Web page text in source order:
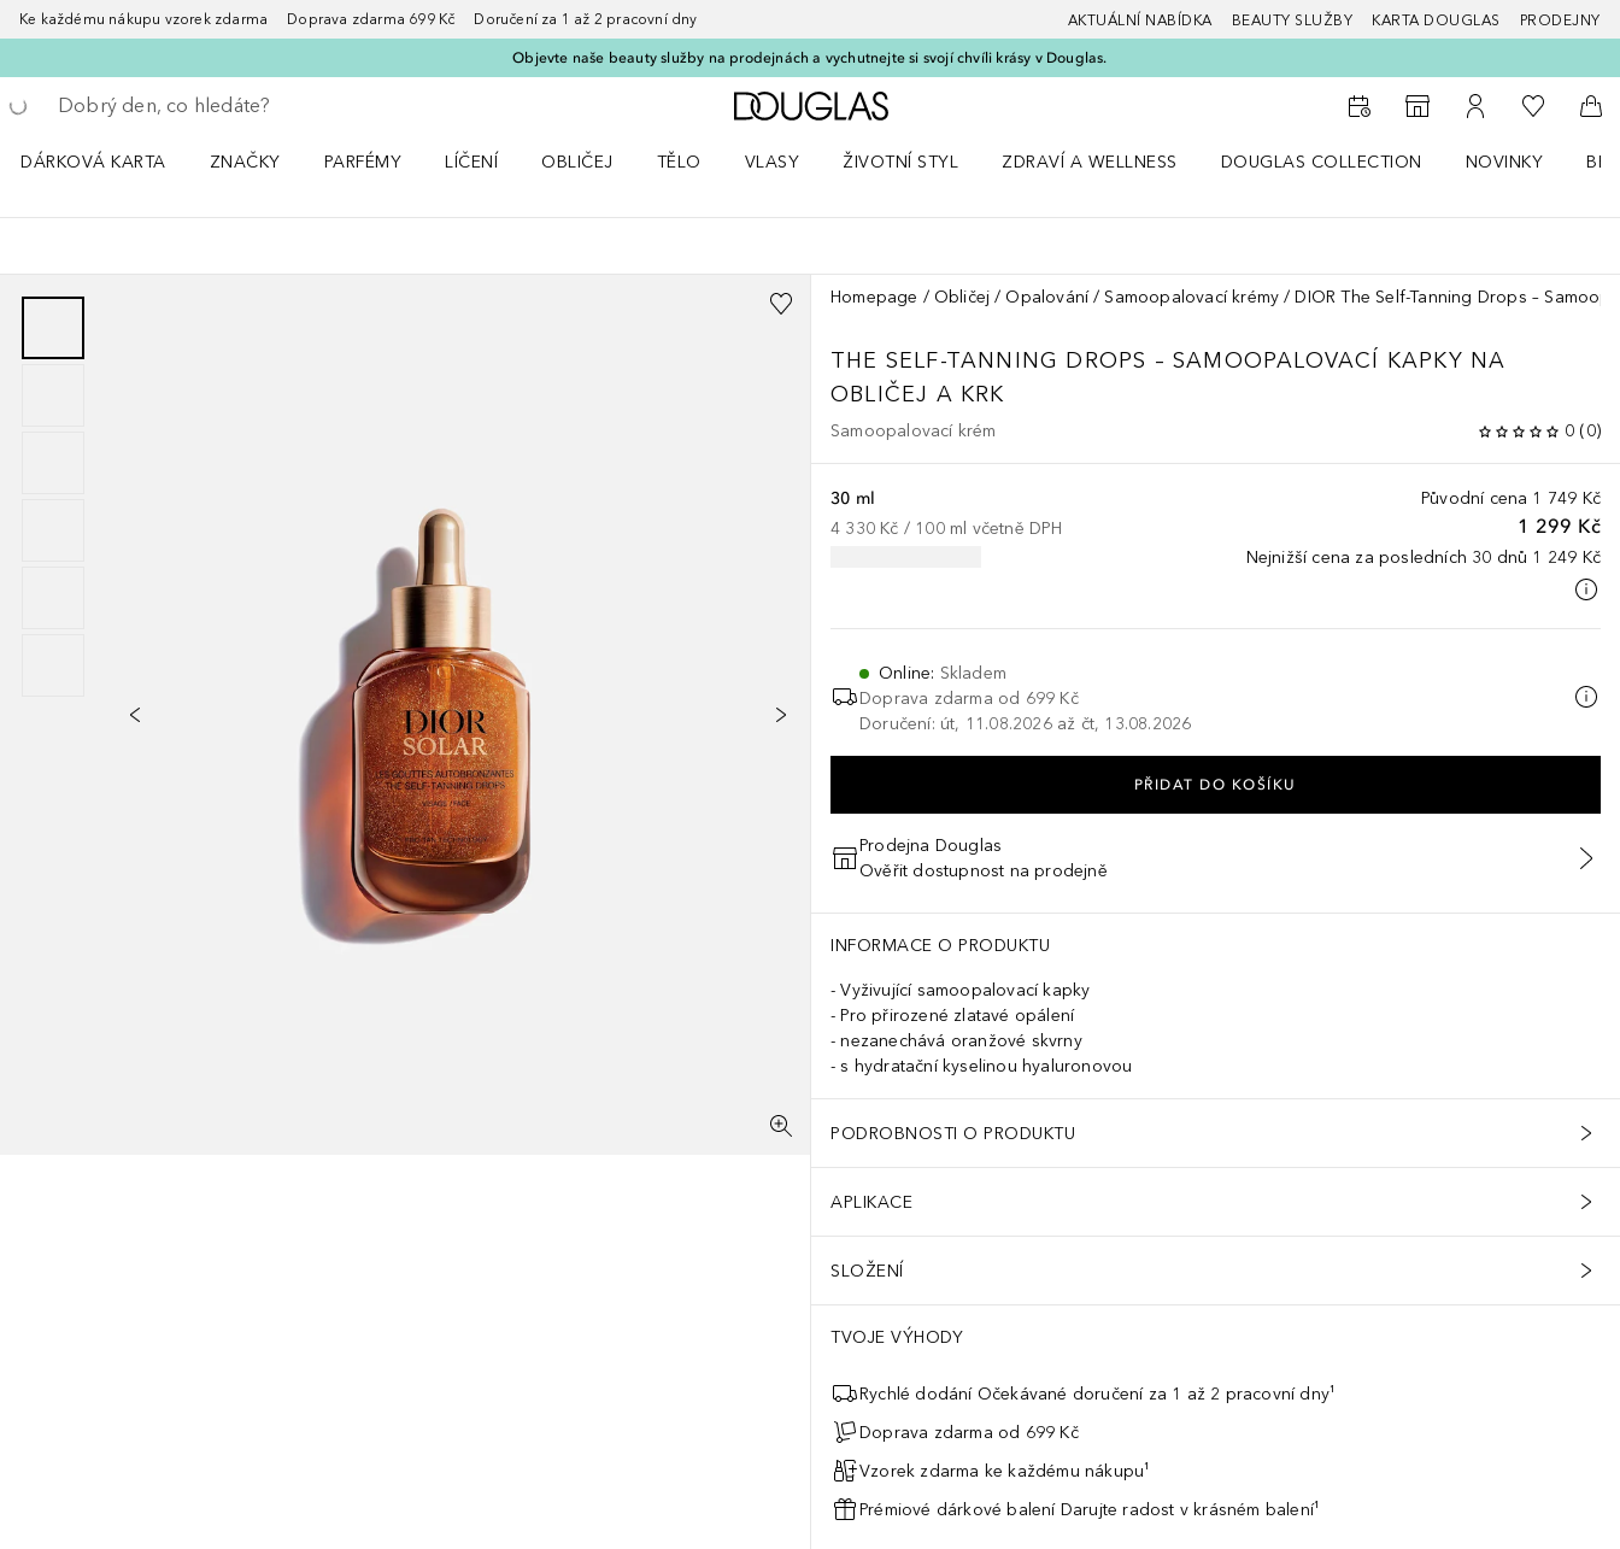
Ke každému nákupu vzorek zdarma Doprava zdarma 699 Kč Doručení za 1 až 2 pracovní dny AKTUÁLNÍ NABÍDKA BEAUTY SLUŽBY KARTA DOUGLAS PRODEJNY
Objevte naše beauty služby na prodejnách a vychutnejte si svojí chvíli krásy v Douglas.
Vraťte se
Proveďte vyhledávání
Domů
K vyhledávači prodejen
K mému účtu
K mému
Do
DÁRKOVÁ KARTA
ZNAČKY
PARFÉMY
LÍČENÍ
OBLIČEJ
TĚLO
VLASY
ŽIVOTNÍ STYL
ZDRAVÍ A WELLNESS
DOUGLAS COLLECTION
NOVINKY
Homepage Obličej Opalování Samoopalovací krémy DIOR The Self-Tanning Drops –
THE SELF-TANNING DROPS – SAMOOPALOVACÍ KAPKY NA
OBLIČEJ A KRK
Samoopalovací krém 0 (0)
Původní cena 1 749 Kč
1 299 Kč
Nejnižší cena za posledních 30 dnů 1 249 Kč
30 ml
4 330 Kč / 100 ml včetně DPH
Online: Skladem
Doprava zdarma od 699 Kč
Doručení: út, 11.08.2026 až čt, 13.08.2026
PŘIDAT DO KOŠÍKU
Prodejna Douglas
Ověřit dostupnost na prodejně
INFORMACE O PRODUKTU
Vyživující samoopalovací kapky
Pro přirozené zlatavé opálení
nezanechává oranžové skvrny
s hydratační kyselinou hyaluronovou
PODROBNOSTI O PRODUKTU
APLIKACE
SLOŽENÍ
TVOJE VÝHODY
Rychlé dodání Očekávané doručení za 1 až 2 pracovní dny¹
Doprava zdarma od 699 Kč
Vzorek zdarma ke každému nákupu¹
Prémiové dárkové balení Darujte radost v krásném balení¹